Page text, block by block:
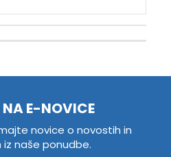
E-NOVICE
novice o novostih in
naše ponudbe.